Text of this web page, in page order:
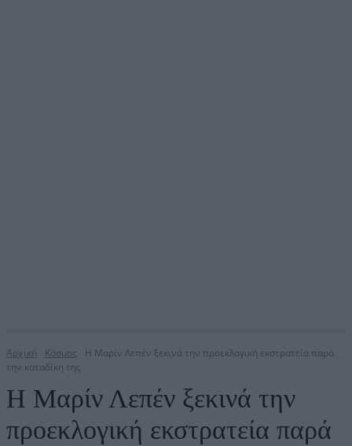
Αρχική Κόσμος
Η Μαρίν Λεπέν ξεκινά την προεκλογική εκστρατεία παρά
την καταδίκη της
Η Μαρίν Λεπέν ξεκινά την
προεκλογική εκστρατεία παρά